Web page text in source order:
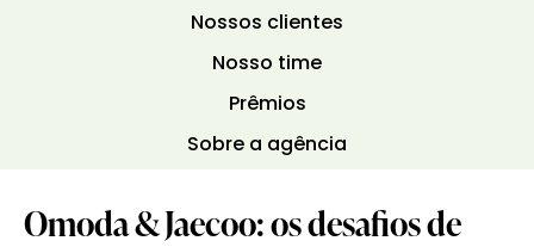
Nossos clientes
Nosso time
Prêmios
Sobre a agência
Omoda & Jaecoo: os desafios de